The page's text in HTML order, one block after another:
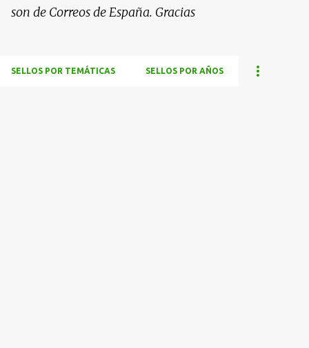
son de Correos de España. Gracias
SELLOS POR TEMÁTICAS SELLOS POR AÑOS